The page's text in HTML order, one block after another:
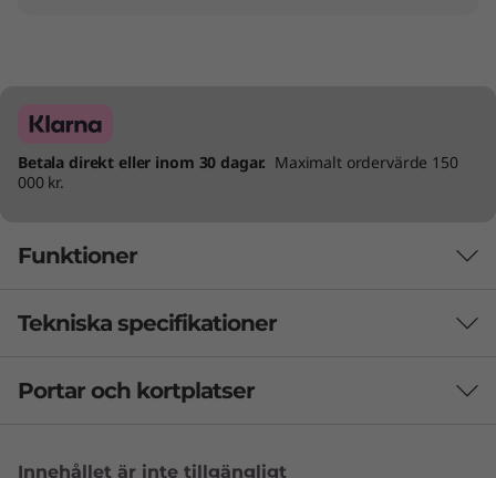
Betala direkt eller inom 30 dagar. Maximalt ordervärde 150
000 kr.
Funktioner
Sleek AI PC for
Serious Workloads
Tekniska specifikationer
PRESTANDA
Portar och kortplatser
Innehållet är inte tillgängligt